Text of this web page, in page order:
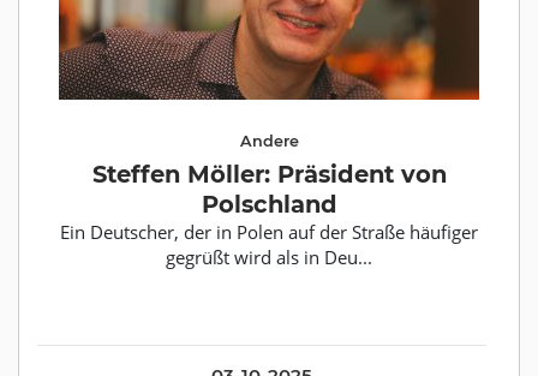
Andere
Steffen Möller: Präsident von
Polschland
Ein Deutscher, der in Polen auf der Straße häufiger
gegrüßt wird als in Deu...